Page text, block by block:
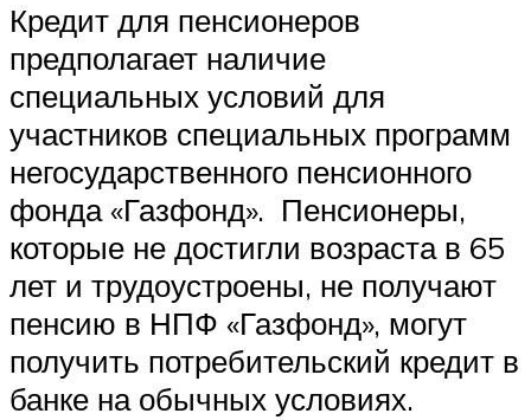
Кредит для пенсионеров
предполагает наличие
специальных условий для
участников специальных программ
негосударственного пенсионного
фонда «Газфонд». Пенсионеры,
которые не достигли возраста в 65
лет и трудоустроены, не получают
пенсию в НПФ «Газфонд», могут
получить потребительский кредит в
банке на обычных условиях.